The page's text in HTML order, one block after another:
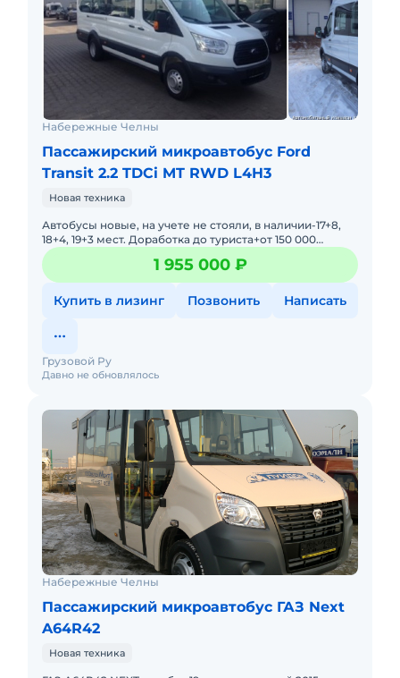
Набережные Челны
Пассажирский микроавтобус Ford
Transit 2.2 TDCi MT RWD L4H3
Новая техника
Автобусы новые, на учете не стояли, в наличии-17+8,
18+4, 19+3 мест. Доработка до туриста+от 150 000
рублей и выше! Дополнительное кресло (20 мест)Год
выпуска:2
1 955 000 ₽
Купить в лизинг Позвонить Написать
Давно не обновлялось
Грузовой Ру
Набережные Челны
Пассажирский микроавтобус ГАЗ Next
A64R42
Новая техника